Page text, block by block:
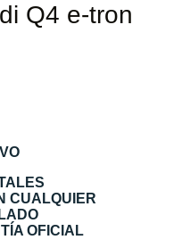
Q4 e-tron
CUALQUIER
OFICIAL